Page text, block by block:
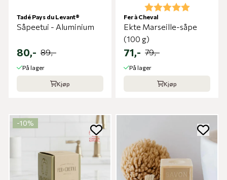
Tadé Pays du Levant®
Såpeetui - Aluminium
80,- 89,-
På lager
Kjøp
Karakter: 5.0 av 5
Fer à Cheval
Ekte Marseille-såpe
(100 g)
71,- 79,-
På lager
Kjøp
-10%